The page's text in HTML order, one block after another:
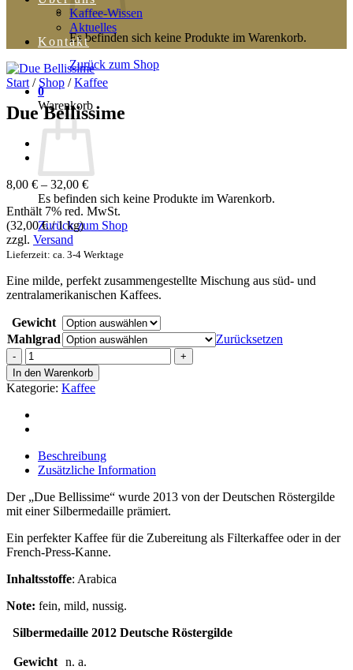
Es befinden sich keine Produkte im Warenkorb.
Zurück zum Shop
0
Warenkorb
Es befinden sich keine Produkte im Warenkorb.
Zurück zum Shop
Kaffee-Wissen
Aktuelles
Kontakt
Start / Shop / Kaffee
Due Bellissime
8,00 € – 32,00 €Preisspanne:
8,00 €
bis
32,00 €
Enthält 7% red. MwSt.
(32,00€/ 1 kg)
zzgl. Versand
Lieferzeit: ca. 3-4 Werktage
Eine milde, perfekt zusammengestellte Mischung aus süd- und
zentralamerikanischen Kaffees.
Gewicht
Mahlgrad
Zurücksetzen
Due
Bellissime
Menge
In den Warenkorb
Kategorie: Kaffee
Beschreibung
Zusätzliche Information
Der „Due Bellissime“ wurde 2013 von der Deutschen Röstergilde
mit einer Silbermedaille prämiert.
Ein perfekter Kaffee für die Zubereitung als Filterkaffee oder in der
French-Press-Kanne.
Inhaltsstoffe: Arabica
Note: fein, mild, nussig.
Silbermedaille 2012 Deutsche Röstergilde
Gewicht n. a.